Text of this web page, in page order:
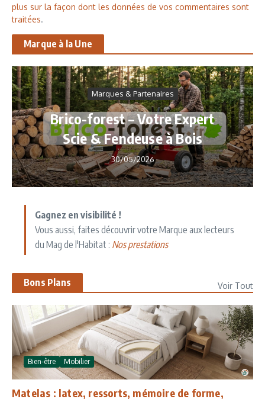
plus sur la façon dont les données de vos commentaires sont
traitées.
Marque à la Une
Marques & Partenaires
Brico-forest – Votre Expert
Scie & Fendeuse à Bois
30/05/2026
Gagnez en visibilité !
Vous aussi, faites découvrir votre Marque aux lecteurs
du Mag de l'Habitat : Nos prestations
Bons Plans Voir Tout
Bien-être Mobilier
Matelas : latex, ressorts, mémoire de forme,